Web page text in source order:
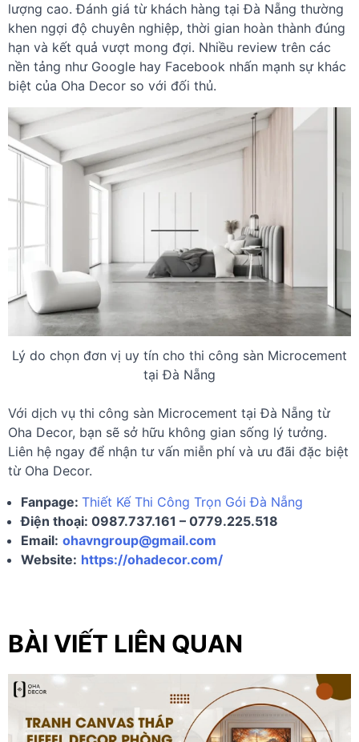
lượng cao. Đánh giá từ khách hàng tại Đà Nẵng thường
khen ngợi độ chuyên nghiệp, thời gian hoàn thành đúng
hạn và kết quả vượt mong đợi. Nhiều review trên các
nền tảng như Google hay Facebook nhấn mạnh sự khác
biệt của Oha Decor so với đối thủ.
Lý do chọn đơn vị uy tín cho thi công sàn Microcement
tại Đà Nẵng
Với dịch vụ thi công sàn Microcement tại Đà Nẵng từ
Oha Decor, bạn sẽ sở hữu không gian sống lý tưởng.
Liên hệ ngay để nhận tư vấn miễn phí và ưu đãi đặc biệt
từ Oha Decor.
Fanpage: Thiết Kế Thi Công Trọn Gói Đà Nẵng
Điện thoại: 0987.737.161 – 0779.225.518
Email: ohavngroup@gmail.com
Website: https://ohadecor.com/
BÀI VIẾT LIÊN QUAN